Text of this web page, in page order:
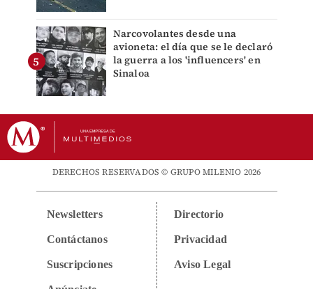
Narcovolantes desde una
avioneta: el día que se le declaró
la guerra a los 'influencers' en
Sinaloa
DERECHOS RESERVADOS © GRUPO MILENIO 2026
Newsletters
Contáctanos
Suscripciones
Directorio
Privacidad
Aviso Legal